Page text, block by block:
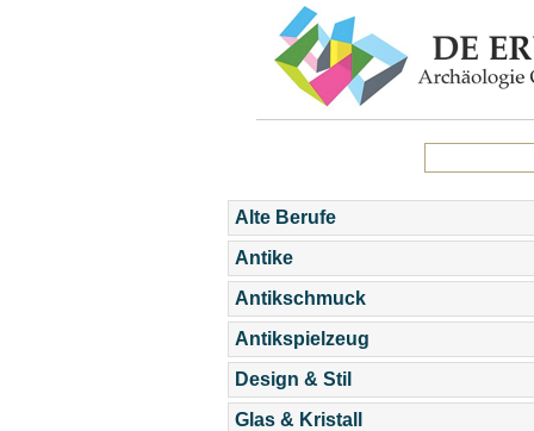
Alte Berufe
Antike
Antikschmuck
Antikspielzeug
Design & Stil
Glas & Kristall